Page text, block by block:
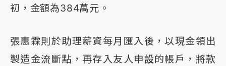
初，金額為384萬元。
張惠霖則於助理薪資每月匯入後，以現金領出
製造金流斷點，再存入友人申設的帳戶，將款